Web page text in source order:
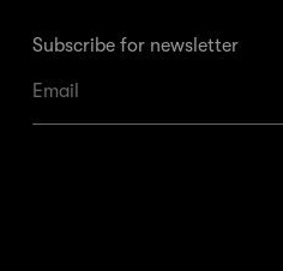
Subscribe for newsletter